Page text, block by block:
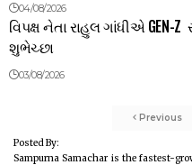
04/08/2026
વિપક્ષ નેતા રાહુલ ગાંધીએ GEN-Z
શુભેચ્છા
03/08/2026
Previous
Posted By:
Sampurna Samachar is the fastest-